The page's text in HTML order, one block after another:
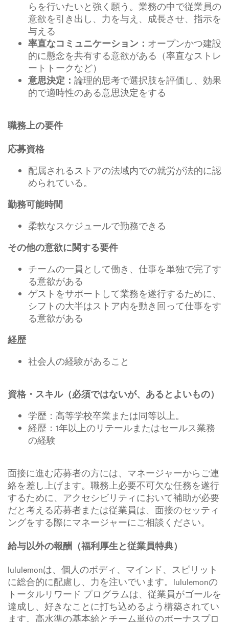
らを行いたいと強く願う。業務の中で従業員の
意欲を引き出し、力を与え、成長させ、指示を
与える
率直なコミュニケーション： オープンかつ建設
的に懸念を共有する意欲がある（率直なストレ
ートトークなど）
意思決定： 論理的思考で選択肢を評価し、効果
的で適時性のある意思決定をする
職務上の要件
応募資格
配属されるストアの法域内での就労が法的に認
められている。
勤務可能時間
柔軟なスケジュールで勤務できる
その他の意欲に関する要件
チームの一員として働き、仕事を単独で完了す
る意欲がある
ゲストをサポートして業務を遂行するために、
シフトの大半はストア内を動き回って仕事をす
る意欲がある
経歴
社会人の経験があること
資格・スキル（必須ではないが、あるとよいもの）
学歴：高等学校卒業または同等以上。
経歴：1年以上のリテールまたはセールス業務
の経験
面接に進む応募者の方には、マネージャーからご連
絡を差し上げます。職務上必要不可欠な任務を遂行
するために、アクセシビリティにおいて補助が必要
だと考える応募者または従業員は、面接のセッティ
ングをする際にマネージャーにご相談ください。
給与以外の報酬（福利厚生と従業員特典）
lululemonは、個人のボディ、マインド、スピリット
に総合的に配慮し、力を注いでいます。lululemonの
トータルリワード プログラムは、従業員がゴールを
達成し、好きなことに打ち込めるよう構築されてい
ます。高水準の基本給とチーム単位のボーナスプロ